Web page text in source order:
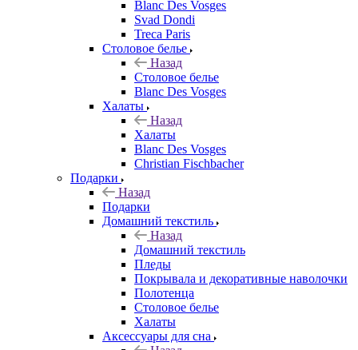
Blanc Des Vosges
Svad Dondi
Treca Paris
Столовое белье
Назад
Столовое белье
Blanc Des Vosges
Халаты
Назад
Халаты
Blanc Des Vosges
Christian Fischbacher
Подарки
Назад
Подарки
Домашний текстиль
Назад
Домашний текстиль
Пледы
Покрывала и декоративные наволочки
Полотенца
Столовое белье
Халаты
Аксессуары для сна